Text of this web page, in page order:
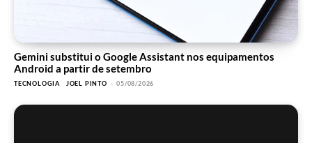
Gemini substitui o Google Assistant nos equipamentos
Android a partir de setembro
TECNOLOGIA JOEL PINTO - 05/08/2026